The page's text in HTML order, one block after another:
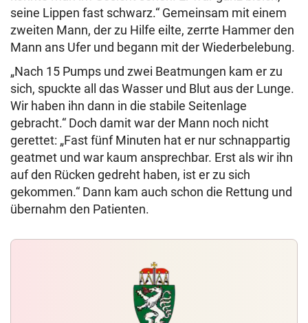
seine Lippen fast schwarz.“ Gemeinsam mit einem
zweiten Mann, der zu Hilfe eilte, zerrte Hammer den
Mann ans Ufer und begann mit der Wiederbelebung.
„Nach 15 Pumps und zwei Beatmungen kam er zu
sich, spuckte all das Wasser und Blut aus der Lunge.
Wir haben ihn dann in die stabile Seitenlage
gebracht.“ Doch damit war der Mann noch nicht
gerettet: „Fast fünf Minuten hat er nur schnappartig
geatmet und war kaum ansprechbar. Erst als wir ihn
auf den Rücken gedreht haben, ist er zu sich
gekommen.“ Dann kam auch schon die Rettung und
übernahm den Patienten.